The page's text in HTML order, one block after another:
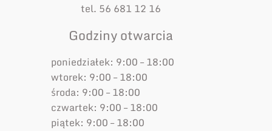
tel. 56 681 12 16
Godziny otwarcia
poniedziałek: 9:00 – 18:00
wtorek: 9:00 – 18:00
środa: 9:00 – 18:00
czwartek: 9:00 – 18:00
piątek: 9:00 – 18:00